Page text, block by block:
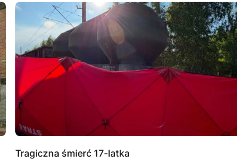
Tragiczna śmierć 17-latka